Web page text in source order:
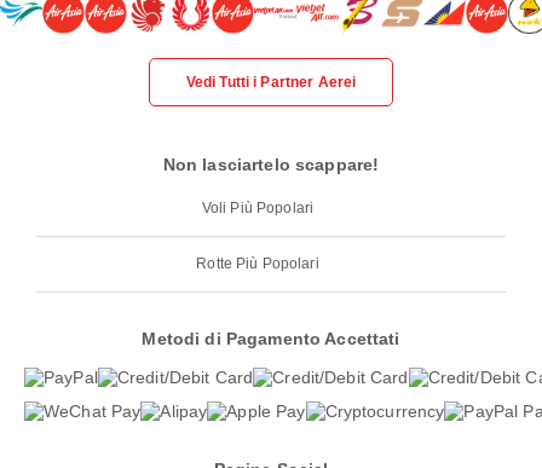
Vedi Tutti i Partner Aerei
Non lasciartelo scappare!
Voli Più Popolari
Rotte Più Popolari
Metodi di Pagamento Accettati